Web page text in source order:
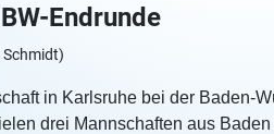
Endrunde
in Karlsruhe bei der Baden-
drei Mannschaften aus